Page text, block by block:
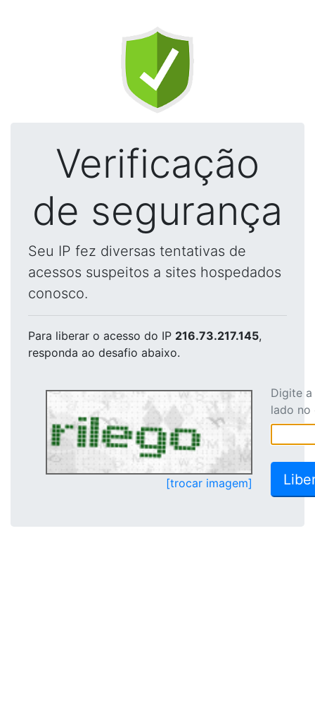
Verificação
de segurança
Seu IP fez diversas tentativas de
acessos suspeitos a sites hospedados
conosco.
Para liberar o acesso do IP 216.73.217.145,
responda ao desafio abaixo.
[trocar imagem]
Digite
lado no